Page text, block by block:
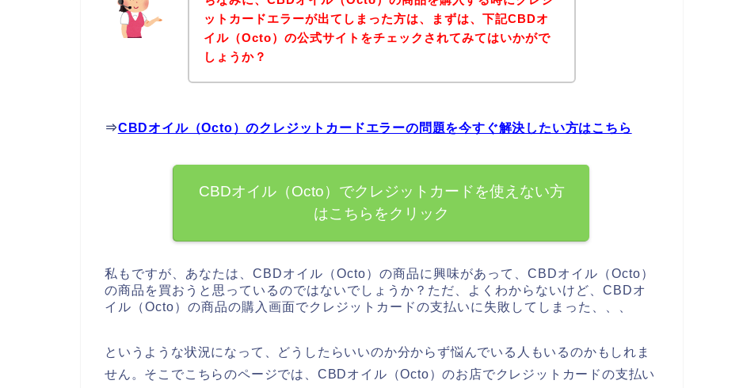
ットカードエラーが出てしまった方は、まずは、下記CBDオ
イル（Octo）の公式サイトをチェックされてみてはいかがで
しょうか？
⇒CBDオイル（Octo）のクレジットカードエラーの問題を今すぐ解決したい方はこちら
CBDオイル（Octo）でクレジットカードを使えない方
はこちらをクリック
私もですが、あなたは、CBDオイル（Octo）の商品に興味があって、CBDオイル（Octo）
の商品を買おうと思っているのではないでしょうか？ただ、よくわからないけど、CBDオ
イル（Octo）の商品の購入画面でクレジットカードの支払いに失敗してしまった、、、
というような状況になって、どうしたらいいのか分からず悩んでいる人もいるのかもしれま
せん。そこでこちらのページでは、CBDオイル（Octo）のお店でクレジットカードの支払い